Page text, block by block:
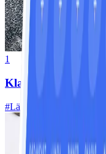
1
Klassisk vitkålssallad
#Lätt 20 MIN